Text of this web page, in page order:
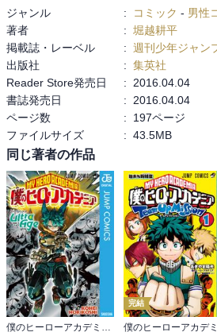
ジャンル : コミック - 男性
著者
: 堀越耕平
掲載誌・レーベル
: 週刊少年ジャン
出版社
: 集英社
Reader Store発売日
:
2016.04.04
書誌発売日
:
2016.04.04
ページ数
:
197ページ
ファイルサイズ
: 43.5MB
同じ著者の作品
僕のヒーローアカデミア ファイナルファンブック Ultra Age
完結